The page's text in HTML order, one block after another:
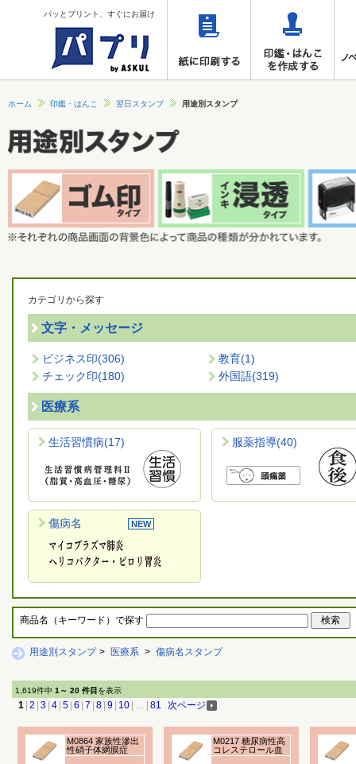
パッとプリント、すぐにお届け
ホーム 印鑑・はんこ 翌日スタンプ 用途別スタンプ
カテゴリから探す
文字・メッセージ
ビジネス印(306) 教育(1)
チェック印(180) 外国語(319)
医療系
生活習慣病(17) 服薬指導(40)
傷病名
商品名（キーワード）で探す
用途別スタンプ > 医療系 > 傷病名スタンプ
1,619件中 1～ 20 件目 を表示
1 2 3 4 5 6 7 8 9 10 … 81 次ページ
M0864 家族性滲出
性硝子体網膜症
M0217 糖尿病性高
コレステロール血
症